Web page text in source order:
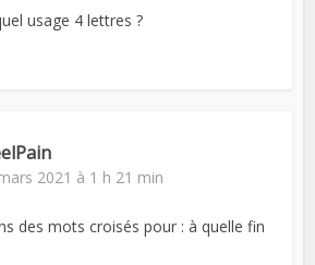
usage 4 lettres ?
2021 à 1 h 21 min
des mots croisés pour : à quelle fin